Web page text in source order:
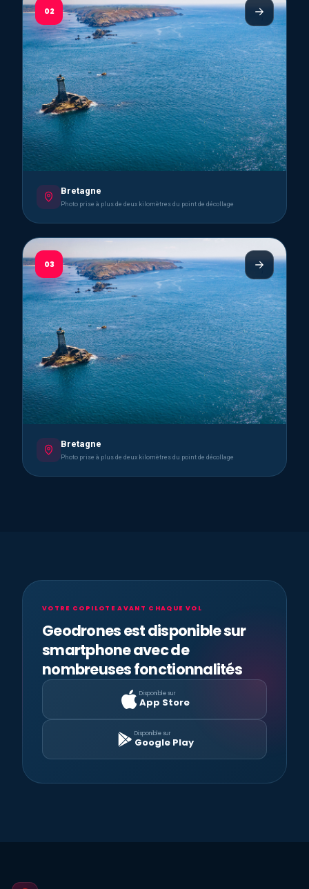
02
Bretagne
Photo prise à plus de deux kilomètres du point de décollage
03
Bretagne
Photo prise à plus de deux kilomètres du point de décollage
VOTRE COPILOTE AVANT CHAQUE VOL
Geodrones est disponible sur
smartphone avec de
nombreuses fonctionnalités
Disponible sur
App Store
Disponible sur
Google Play